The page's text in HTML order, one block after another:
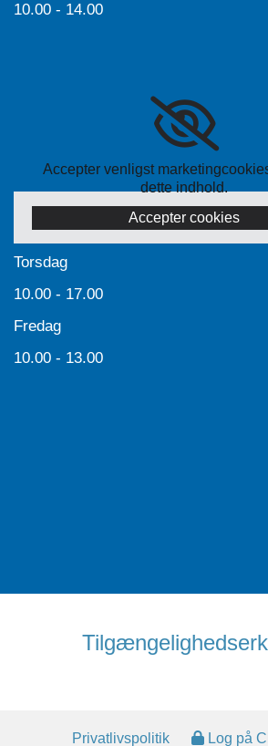
10.00 - 14.00
Accepter venligst
dette indhold.
Accepter cookies
Torsdag
10.00 - 17.00
Fredag
10.00 - 13.00
Privatlivspolitik Log på